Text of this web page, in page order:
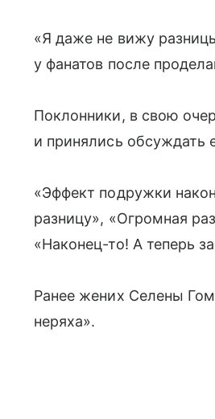
«Я даже не вижу
у фанатов после
Поклонники, в свою
и принялись обсуждать
«Эффект подружки
разницу», «Огромная
«Наконец-то! А теперь
Ранее жених Селены
неряха».